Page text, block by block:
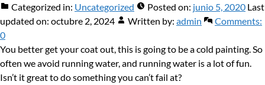
Categorized in: Uncategorized Posted on: junio 5, 2020 Last
updated on: octubre 2, 2024 Written by: admin
Comments:
0
You better get your coat out, this is going to be a cold painting. So
often we avoid running water, and running water is a lot of fun.
Isn’t it great to do something you can’t fail at?